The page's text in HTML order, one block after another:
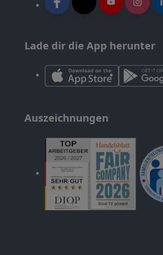
Lade dir die App herunter
Auszeichnungen